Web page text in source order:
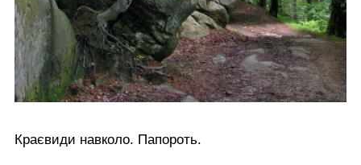
Краєвиди навколо. Папороть.